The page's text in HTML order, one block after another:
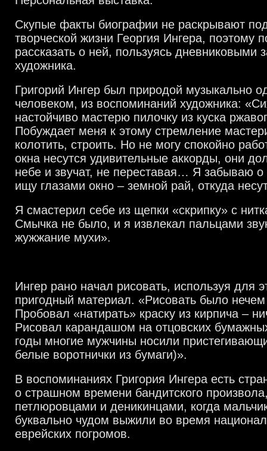
Скупые факты биографии не раскрывают
творческой жизни Георгия Ингера, поэтому
рассказать о ней, пользуясь дневниковыми
художника.
Григорий Ингер был природой музыкально
человеком, из воспоминаний художника:
настойчиво мастерю пилочку из куска
Побуждает меня к этому стремление
колотить, строить. Но не могу спокойно
окна несутся удивительные аккорды, они
небе и звучат, не переставая… Я забываю о
ищу глазами окно – земной рай, откуда
Я смастерил себе из щепки «скрипку» с
Смычка не было, и я извлекал пальцами
жужжание мухи».
Ингер рано начал рисовать, используя для
пригодный материал. «Рисовать было
Пробовал «натирать» краску из кирпича –
Рисовал карандашом на отцовских
годы многие мужчины носили
белые воротнички из бумаги)».
В воспоминаниях Григория Ингера есть
о страшном времени бандитского
петлюровцами и деникинцами, когда
буквально чудом выжили во время
еврейских погромов.